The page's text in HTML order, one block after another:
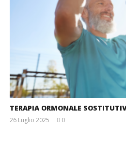
TERAPIA ORMONALE
26 Luglio 2025
0